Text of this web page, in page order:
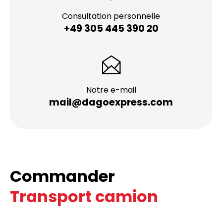
Consultation personnelle
+49 305 445 390 20
Notre e-mail
mail@dagoexpress.com
Commander
Transport camion